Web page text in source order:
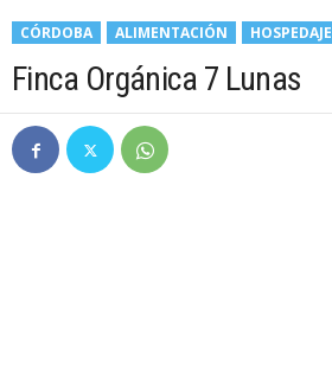
CÓRDOBA ALIMENTACIÓN HOSPEDAJE
Finca Orgánica 7 Lunas